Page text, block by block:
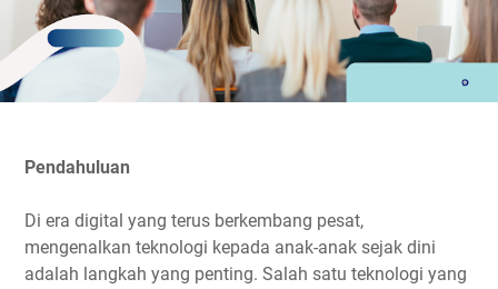
Pendahuluan
Di era digital yang terus berkembang pesat,
mengenalkan teknologi kepada anak-anak sejak dini
adalah langkah yang penting. Salah satu teknologi yang